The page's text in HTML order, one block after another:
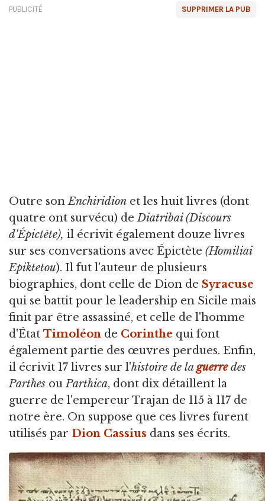
SUPPRIMER LA PUB
PUBLICITÉ
Outre sonEnchiridion et les huit livres (dont
quatre ont survécu) deDiatribai(Discours
d'Épictète), il écrivit également douze livres
sur ses conversations avec Épictète (Homiliai
Epiktetou). Il fut l'auteur de plusieurs
biographies, dont celle de Dion de Syracuse
qui se battit pour le leadership en Sicile mais
finit par être assassiné, et celle de l'homme
d'État Timoléon de Corinthe qui font
également partie des œuvres perdues. Enfin,
il écrivit 17 livres sur l'histoire de laguerredes
Parthes ouParthica, dont dix détaillent la
guerre de l'empereur Trajan de 115 à 117 de
notre ère. On suppose que ces livres furent
utilisés par Dion Cassius dans ses écrits.